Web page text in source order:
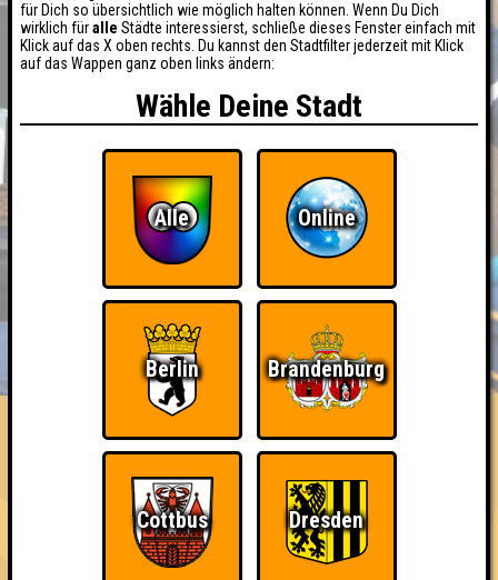
HIGHSCORE RESERVIERUNG
FAQ ÜBER UNS
Seitenquiz 42
"Das ist kein Spezial" - Spezial · 22.01.2013 · Scandale Le
Angemeldete Teams
für Dich so übersichtlich wie möglich halten können. Wenn Du Dich
wirklich füralle Städte interessierst, schließe dieses Fenster einfach mit
Klick auf das X oben rechts. Du kannst den Stadtfilter jederzeit mit Klick
auf das Wappen ganz oben links ändern:
Wähle Deine Stadt
Alle Online
Berlin Brandenburg
Cottbus Dresden